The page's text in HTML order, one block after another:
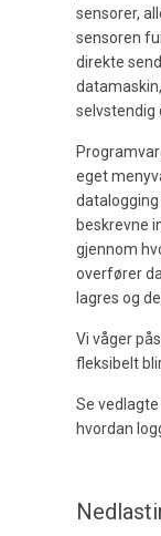
sensorer,
sensoren
direkte
selvstendig
eget
beskrevne
gjennom
overfører
lagres og
Vi våger
fleksibelt
Se
hvordan